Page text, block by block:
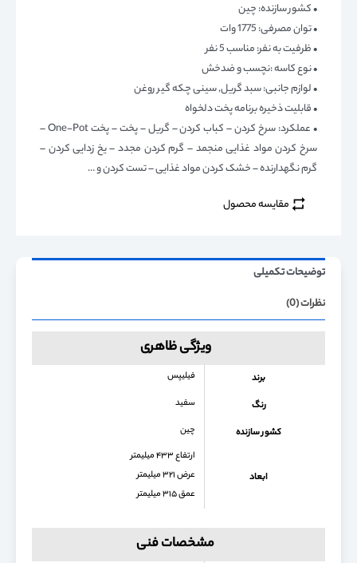
• کشور سازنده: چین
• توان مصرفی: 1775 وات
• ظرفیت به نفر: مناسب 5 نفر
• نوع کاسه :نچسب و ضدخش
• لوازم جانبی: سبد گریل, سینی چکه گیر روغن
• قابلیت ذخیره برنامه پخت دلخواه
• عملکرد: سرخ کردن – کباب کردن – گریل – پخت – پخت One-Pot –
سرخ کردن مواد غذایی منجمد – گرم کردن مجدد – یخ زدایی کردن –
گرم نگهدارنده – خشک کردن مواد غذایی – تست کردن و …
مقایسه محصول
توضیحات تکمیلی
نظرات (0)
ویژگی ظاهری
برند فیلیپس
رنگ سفید
کشور سازنده چین
ابعاد
ارتفاع ۴۳۳ میلیمتر
عرض ۳۲۱ میلیمتر
عمق ۳۱۵ میلیمتر
مشخصات فنی